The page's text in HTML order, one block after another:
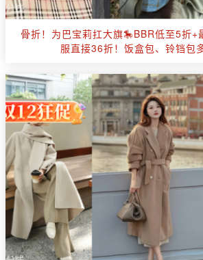
骨折！为巴宝莉扛大旗🎠BBR低至5折+
服直接36折！饭盒包、铃铛包